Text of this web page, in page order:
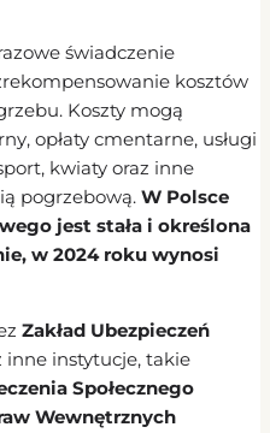
świadczenie
kosztów
Koszty mogą
opłaty cmentarne, usługi
kwiaty oraz inne
pogrzebową. W Polsce
jest stała i określona
w 2024 roku wynosi
Zakład Ubezpieczeń
inne instytucje, takie
Społecznego
Wewnętrznych